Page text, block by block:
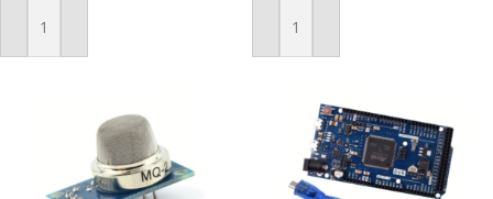
Ajouter Au Panier Ajouter Au Panier